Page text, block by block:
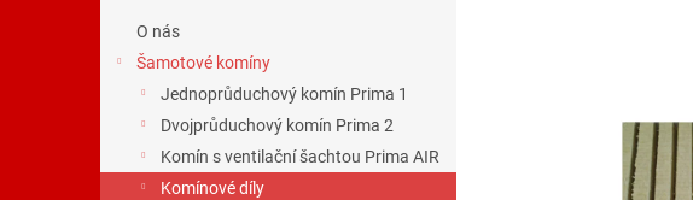
a
O nás
Šamotové komíny
Jednoprůduchový komín Prima 1
Dvojprůduchový komín Prima 2
Komín s ventilační šachtou Prima AIR
Komínové díly